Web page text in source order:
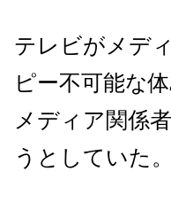
テレビがメデ
ピー不可能な
メディア関係
うとしていた。